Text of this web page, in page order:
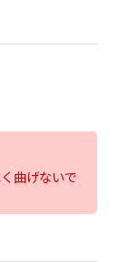
曲げないで